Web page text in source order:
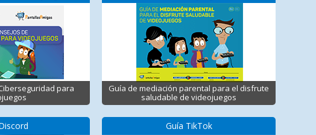
para
Guía de mediación parental para el disfrute
saludable de videojuegos
Guía TikTok